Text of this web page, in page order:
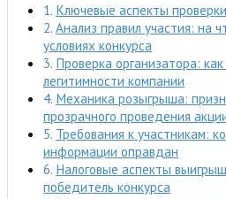
Ключевые аспекты
Анализ правил участия: на
условиях конкурса
Проверка организатора:
легитимности компании
Механика розыгрыша:
прозрачного проведения
Требования к участникам:
информации оправдан
Налоговые аспекты
победитель конкурса